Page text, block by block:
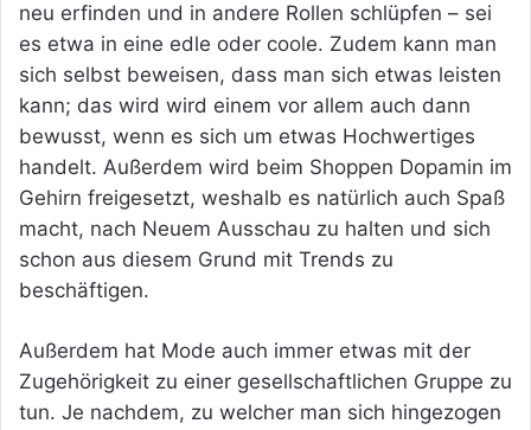
neu erfinden und in andere Rollen schlüpfen – sei
es etwa in eine edle oder coole. Zudem kann man
sich selbst beweisen, dass man sich etwas leisten
kann; das wird wird einem vor allem auch dann
bewusst, wenn es sich um etwas Hochwertiges
handelt. Außerdem wird beim Shoppen Dopamin im
Gehirn freigesetzt, weshalb es natürlich auch Spaß
macht, nach Neuem Ausschau zu halten und sich
schon aus diesem Grund mit Trends zu
beschäftigen.
Außerdem hat Mode auch immer etwas mit der
Zugehörigkeit zu einer gesellschaftlichen Gruppe zu
tun. Je nachdem, zu welcher man sich hingezogen